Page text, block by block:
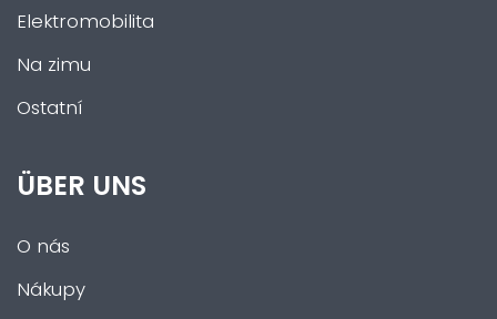
Elektromobilita
Na zimu
Ostatní
ÜBER UNS
O nás
Nákupy